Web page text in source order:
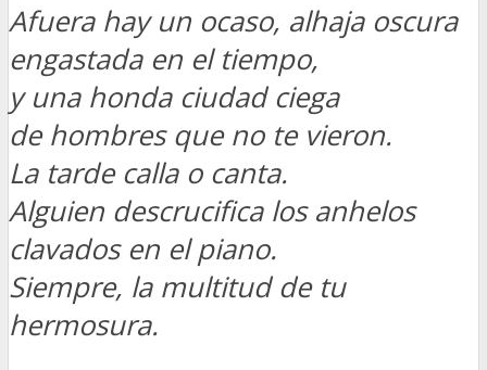
Afuera hay un ocaso, alhaja oscura
engastada en el tiempo,
y una honda ciudad ciega
de hombres que no te vieron.
La tarde calla o canta.
Alguien descrucifica los anhelos
clavados en el piano.
Siempre, la multitud de tu
hermosura.